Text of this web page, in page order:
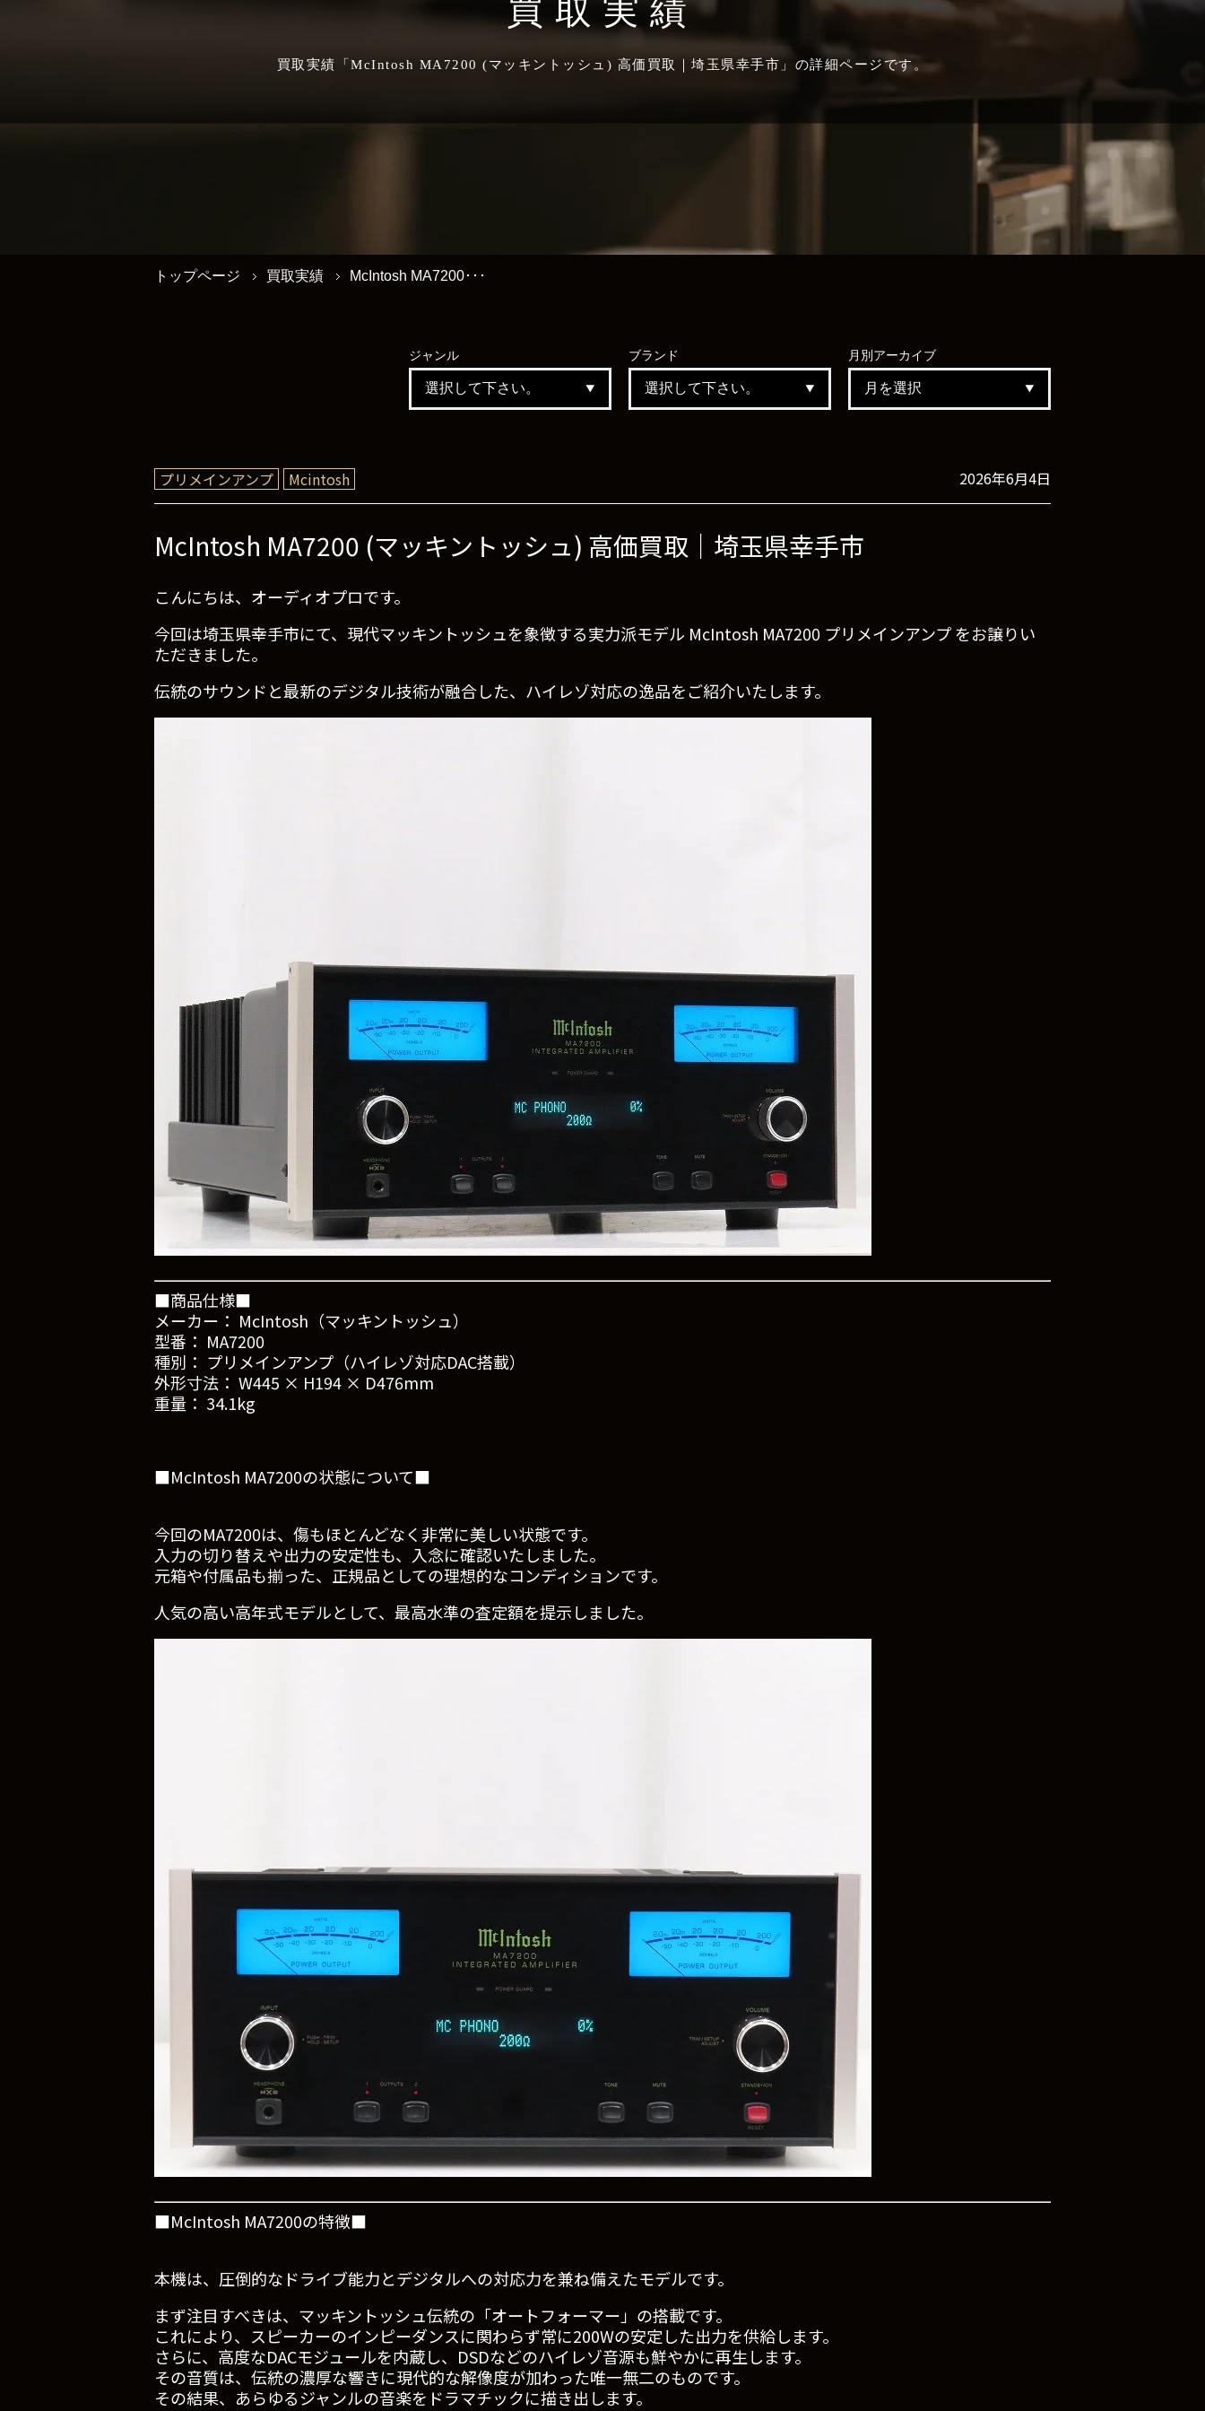
買取実績
買取実績「McIntosh MA7200 (マッキントッシュ) 高価買取｜埼玉県幸手市」の詳細ページです。
トップページ 買取実績 McIntosh MA7200･･･
ジャンル ブランド 月別 アーカイブ
プリメインアンプ Mcintosh 2026年6月4日
McIntosh MA7200 (マッキントッシュ) 高価買取｜埼玉県幸手市
こんにちは、オーディオプロです。
今回は埼玉県幸手市にて、現代マッキントッシュを象徴する実力派モデル McIntosh MA7200 プリメインアンプ をお譲りい
ただきました。
伝統のサウンドと最新のデジタル技術が融合した、ハイレゾ対応の逸品をご紹介いたします。
■商品仕様■
メーカー： McIntosh（マッキントッシュ）
型番： MA7200
種別： プリメインアンプ（ハイレゾ対応DAC搭載）
外形寸法： W445 × H194 × D476mm
重量： 34.1kg
■McIntosh MA7200の状態について■
今回のMA7200は、傷もほとんどなく非常に美しい状態です。
入力の切り替えや出力の安定性も、入念に確認いたしました。
元箱や付属品も揃った、正規品としての理想的なコンディションです。
人気の高い高年式モデルとして、最高水準の査定額を提示しました。
■McIntosh MA7200の特徴■
本機は、圧倒的なドライブ能力とデジタルへの対応力を兼ね備えたモデルです。
まず注目すべきは、マッキントッシュ伝統の「オートフォーマー」の搭載です。
これにより、スピーカーのインピーダンスに関わらず常に200Wの安定した出力を供給します。
さらに、高度なDACモジュールを内蔵し、DSDなどのハイレゾ音源も鮮やかに再生します。
その音質は、伝統の濃厚な響きに現代的な解像度が加わった唯一無二のものです。
その結果、あらゆるジャンルの音楽をドラマチックに描き出します。